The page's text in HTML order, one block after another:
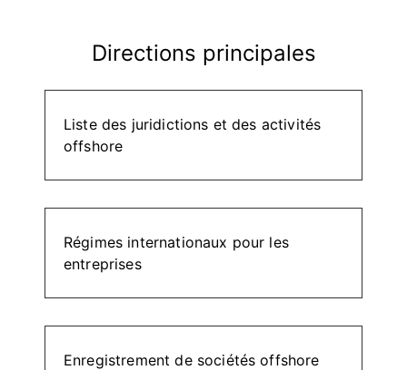
Directions principales
Liste des juridictions et des activités
offshore
Régimes internationaux pour les
entreprises
Enregistrement de sociétés offshore